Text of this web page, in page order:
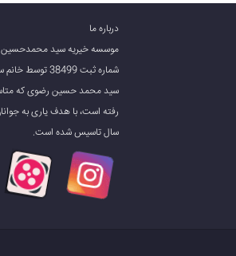
درباره ما
شماره ثبت
سید محمد حسین رضوی که
سال تاسیس شده است.